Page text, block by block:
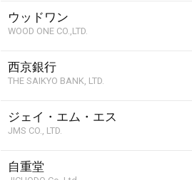
ウッドワン
WOOD ONE CO.,LTD.
西京銀行
THE SAIKYO BANK, LTD.
ジェイ・エム・エス
JMS CO., LTD.
自重堂